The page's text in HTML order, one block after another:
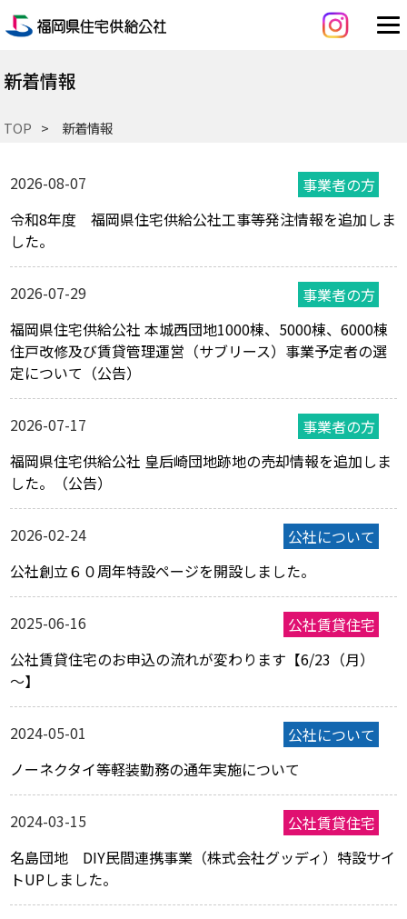
新着情報
TOP 新着情報
2026-08-07
令和8年度 福岡県住宅供給公社工事等発注情報を追加しま
した。
2026-07-29
福岡県住宅供給公社 本城西団地1000棟、5000棟、6000棟
住戸改修及び賃貸管理運営（サブリース）事業予定者の選
定について（公告）
2026-07-17
福岡県住宅供給公社 皇后崎団地跡地の売却情報を追加しま
した。（公告）
2026-02-24
公社創立６０周年特設ページを開設しました。
2025-06-16
公社賃貸住宅のお申込の流れが変わります【6/23（月）
～】
2024-05-01
ノーネクタイ等軽装勤務の通年実施について
2024-03-15
名島団地 DIY民間連携事業（株式会社グッディ）特設サイ
トUPしました。